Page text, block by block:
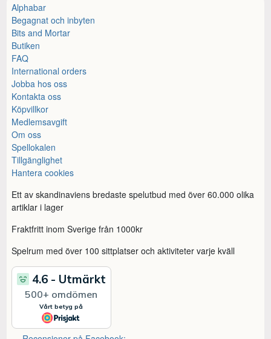
Alphabar
Begagnat och inbyten
Bits and Mortar
Butiken
FAQ
International orders
Jobba hos oss
Kontakta oss
Köpvillkor
Medlemsavgift
Om oss
Spellokalen
Tillgänglighet
Hantera cookies
Ett av skandinaviens bredaste spelutbud med över 60.000 olika
artiklar i lager
Fraktfritt inom Sverige från 1000kr
Spelrum med över 100 sittplatser och aktiviteter varje kväll